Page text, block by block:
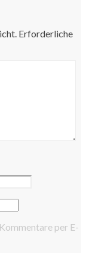
Erforderliche
per E-